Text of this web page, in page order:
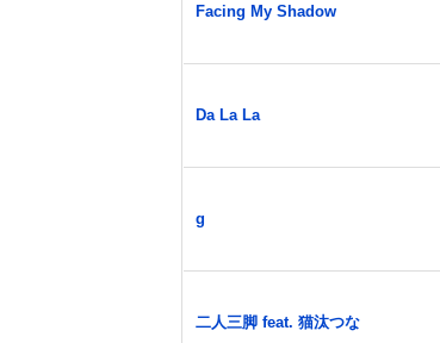
Facing My Shadow
Da La La
g
二人三脚 feat. 猫汰つな